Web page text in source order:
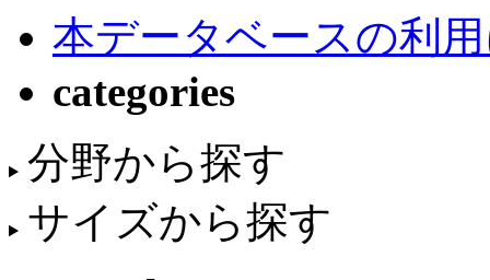
本データベースの利
categories
分野から探す
サイズから探す